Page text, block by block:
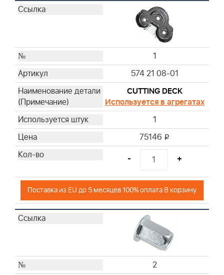
25
28
29
30
35
36
37
74
1
574 21 08-01
CUTTING DECK
Используется в агрегатах
1
75146 i
- +
Поставка из EU до 5 месяцев 100% оплата В корзину
2